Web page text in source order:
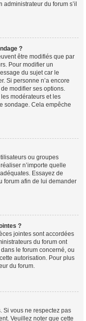
du forum s’il
?
être modifiés que par
Pour modifier un
du sujet car le
Si personne n’a encore
modifier ses options.
modérateurs et les
sondage. Cela empêche
ou groupes
n’importe quelle
Essayez de
forum afin de lui demander
?
jointes sont accordées
du forum ont
le forum concerné, ou
autorisation. Pour plus
du forum.
Si vous ne respectez pas
Veuillez noter que cette